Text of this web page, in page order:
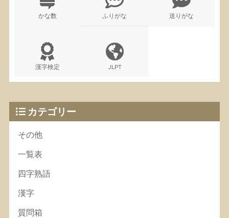
かな数 ふりがな 送りがな
漢字検定 JLPT
カテゴリー
その他
一覧表
四字熟語
漢字
質問箱